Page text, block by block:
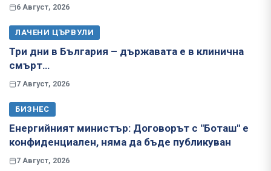
6 Август, 2026
ЛАЧЕНИ ЦЪРВУЛИ
Три дни в България – държавата е в клинична
смърт…
7 Август, 2026
БИЗНЕС
Енергийният министър: Договорът с "Боташ" е
конфиденциален, няма да бъде публикуван
7 Август, 2026